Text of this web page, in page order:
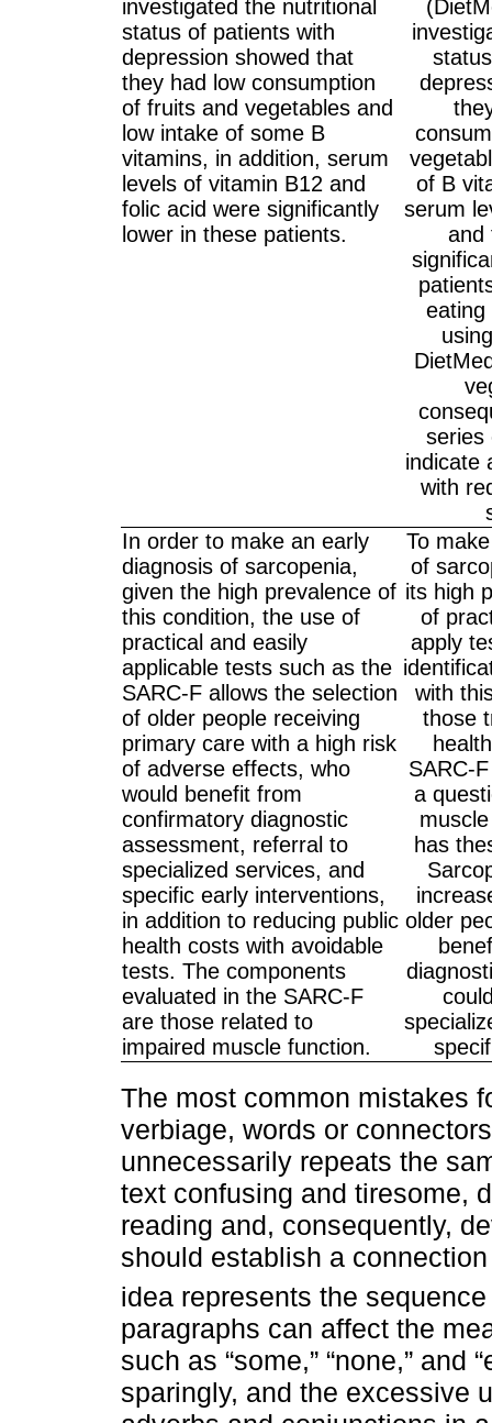
investigated the nutritional
status of patients with
depression showed that
they had low consumption
of fruits and vegetables and
low intake of some B
vitamins, in addition, serum
levels of vitamin B12 and
folic acid were significantly
lower in these patients.
of B
serum
and
eating
series
indicate
with
In order to make an early
diagnosis of sarcopenia,
given the high prevalence of
this condition, the use of
practical and easily
applicable tests such as the
SARC-F allows the selection
of older people receiving
primary care with a high risk
of adverse effects, who
would benefit from
confirmatory diagnostic
assessment, referral to
specialized services, and
specific early interventions,
in addition to reducing public
health costs with avoidable
tests. The components
evaluated in the SARC-F
are those related to
impaired muscle function.
To
of
its high
of
apply
with
those
SARC-
a
has
older
The most common mistakes
verbiage, words or
unnecessarily repeats the
text confusing and tiresome,
reading and, consequently,
should establish a
idea represents the
paragraphs can affect the
such as “some,” “none,” and
sparingly, and the excessive